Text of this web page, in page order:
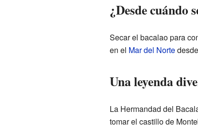
¿Desde cuándo
Secar el bacalao para
en el Mar del Norte
Una leyenda
La Hermandad del
tomar el castillo de